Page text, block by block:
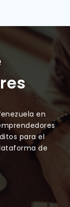
en
para el
de